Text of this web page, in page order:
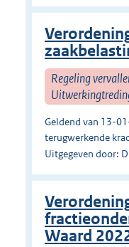
Regeling
Geldend van 13-
terugwerkende
Uitgegeven door:
Waard